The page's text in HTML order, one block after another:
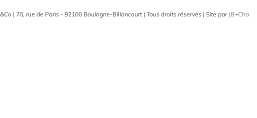
| 70, rue de Paris - 92100 Boulogne-Billancourt | Tous droits réservés | Site par JB+Cha